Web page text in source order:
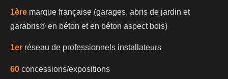
1ère marque française (garages, abris de jardin et
garabris®️ en béton et en béton aspect bois)
1er réseau de professionnels installateurs
60 concessions/expositions